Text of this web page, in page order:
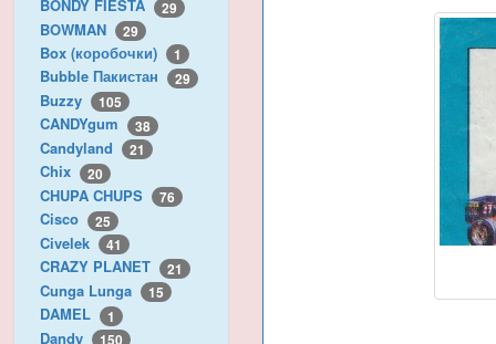
BONDY FIESTA 29
BOWMAN 29
Box (коробочки) 1
Bubble Пакистан 29
Buzzy 105
CANDYgum 38
Candyland 21
Chix 20
CHUPA CHUPS 76
Cisco 25
Civelek 41
CRAZY PLANET 21
Cunga Lunga 15
DAMEL 1
Dandy 150